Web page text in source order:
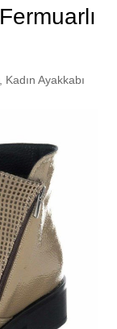
Kadın Ayakkabı